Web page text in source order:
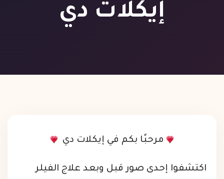
إيكلات دي
مرحبًا بكم في إيكلات دي
اكتشفوا إحدى صور قبل وبعد علاج الفيلر